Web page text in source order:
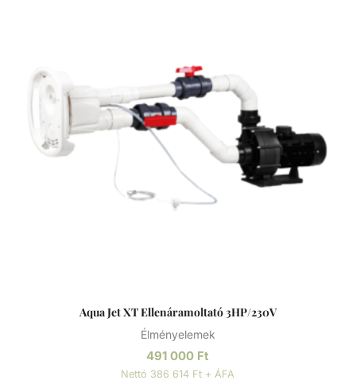
vezérlődoboz - 2db D75 golyóscsap Ellenáramoltatók Az
ellenáramoltató berendezés, különösen kis méretű
medencék esetében jó opcionális kiegészítő, hiszen
áramlással szemben, gyakorlatilag egyhelyben teszi
lehetővé használója számára a természetes és a
hosszútávú úszás élményét. Nagy előnye, hogy az úszás
tempóját sajátmagunk alakíthatjuk ki azzal, hogy távolabb,
vagy közelebb úszunk a fúvókákhoz. Számos
Aqua Jet XT Ellenáramoltató 3HP/230V
Élményelemek
491 000 Ft
Nettó 386 614 Ft + ÁFA